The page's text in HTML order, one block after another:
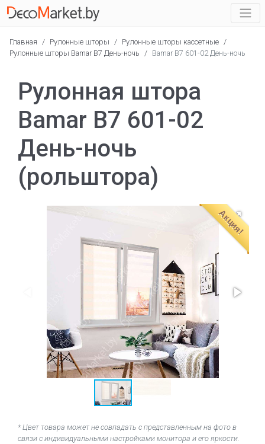
Главная / Рулонные шторы / Рулонные шторы кассетные /
Рулонные шторы Bamar B7 День-ночь / Bamar B7 601-02 День-ночь
Рулонная штора
Bamar B7 601-02
День-ночь
(рольштора)
Акция!
* Цвет товара может не совпадать с представленным на фото в
связи с индивидуальными настройками монитора и его яркости.